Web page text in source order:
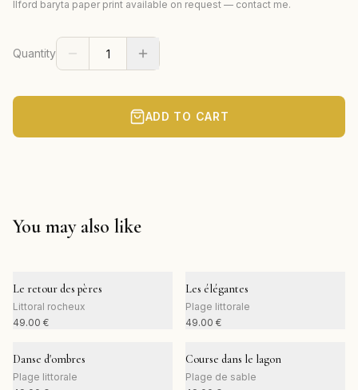
Ilford baryta paper print available on request — contact me.
Quantity
ADD TO CART
You may also like
Le retour des pères
Littoral rocheux
49.00 €
Les élégantes
Plage littorale
49.00 €
Danse d'ombres
Plage littorale
Course dans le lagon
Plage de sable